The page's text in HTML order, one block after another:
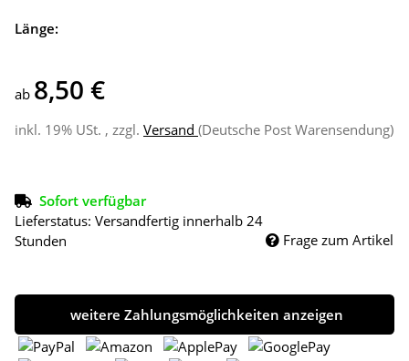
Länge:
ab 8,50 €
inkl. 19% USt. , zzgl. Versand (Deutsche Post Warensendung)
Sofort verfügbar
Lieferstatus: Versandfertig innerhalb 24
Stunden
Frage zum Artikel
weitere Zahlungsmöglichkeiten anzeigen